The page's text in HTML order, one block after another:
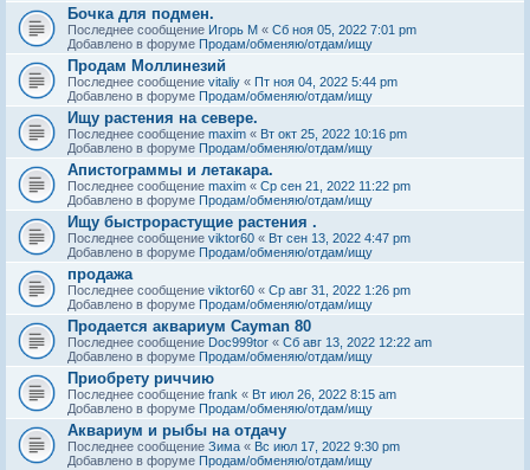
Бочка для подмен.
Последнее сообщение Игорь М « Сб ноя 05, 2022 7:01 pm
Добавлено в форуме Продам/обменяю/отдам/ищу
Продам Моллинезий
Последнее сообщение vitaliy « Пт ноя 04, 2022 5:44 pm
Добавлено в форуме Продам/обменяю/отдам/ищу
Ищу растения на севере.
Последнее сообщение maxim « Вт окт 25, 2022 10:16 pm
Добавлено в форуме Продам/обменяю/отдам/ищу
Апистограммы и летакара.
Последнее сообщение maxim « Ср сен 21, 2022 11:22 pm
Добавлено в форуме Продам/обменяю/отдам/ищу
Ищу быстрорастущие растения .
Последнее сообщение viktor60 « Вт сен 13, 2022 4:47 pm
Добавлено в форуме Продам/обменяю/отдам/ищу
продажа
Последнее сообщение viktor60 « Ср авг 31, 2022 1:26 pm
Добавлено в форуме Продам/обменяю/отдам/ищу
Продается аквариум Cayman 80
Последнее сообщение Doc999tor « Сб авг 13, 2022 12:22 am
Добавлено в форуме Продам/обменяю/отдам/ищу
Приобрету риччию
Последнее сообщение frank « Вт июл 26, 2022 8:15 am
Добавлено в форуме Продам/обменяю/отдам/ищу
Аквариум и рыбы на отдачу
Последнее сообщение Зима « Вс июл 17, 2022 9:30 pm
Добавлено в форуме Продам/обменяю/отдам/ищу